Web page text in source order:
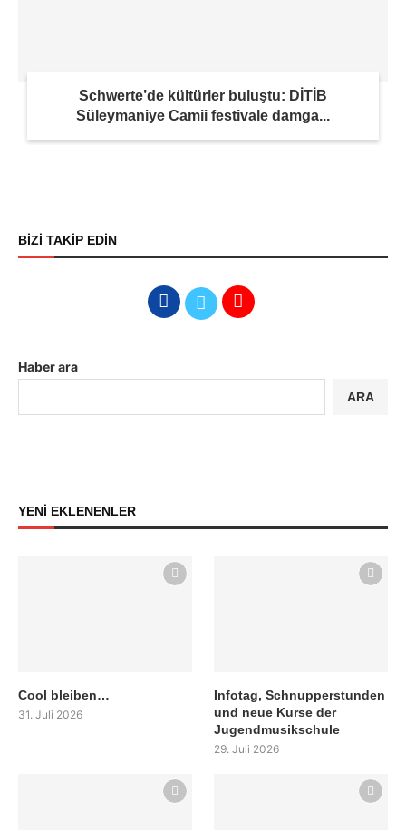
Schwerte’de kültürler buluştu: DİTİB
Süleymaniye Camii festivale damga...
BİZİ TAKİP EDİN
Haber ara
ARA
YENİ EKLENENLER
Cool bleiben…
31. Juli 2026
Infotag, Schnupperstunden
und neue Kurse der
Jugendmusikschule
29. Juli 2026